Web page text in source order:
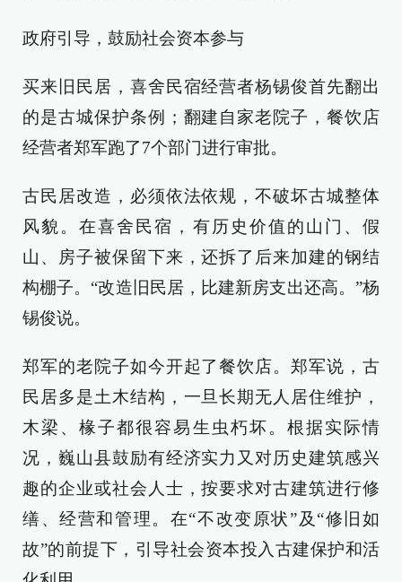
政府引导，鼓励社会资本参与
买来旧民居，喜舍民宿经营者杨锡俊首先翻出
的是古城保护条例；翻建自家老院子，餐饮店
经营者郑军跑了7个部门进行审批。
古民居改造，必须依法依规，不破坏古城整体
风貌。在喜舍民宿，有历史价值的山门、假
山、房子被保留下来，还拆了后来加建的钢结
构棚子。“改造旧民居，比建新房支出还高。”杨
锡俊说。
郑军的老院子如今开起了餐饮店。郑军说，古
民居多是土木结构，一旦长期无人居住维护，
木梁、椽子都很容易生虫朽坏。根据实际情
况，巍山县鼓励有经济实力又对历史建筑感兴
趣的企业或社会人士，按要求对古建筑进行修
缮、经营和管理。在“不改变原状”及“修旧如
故”的前提下，引导社会资本投入古建保护和活